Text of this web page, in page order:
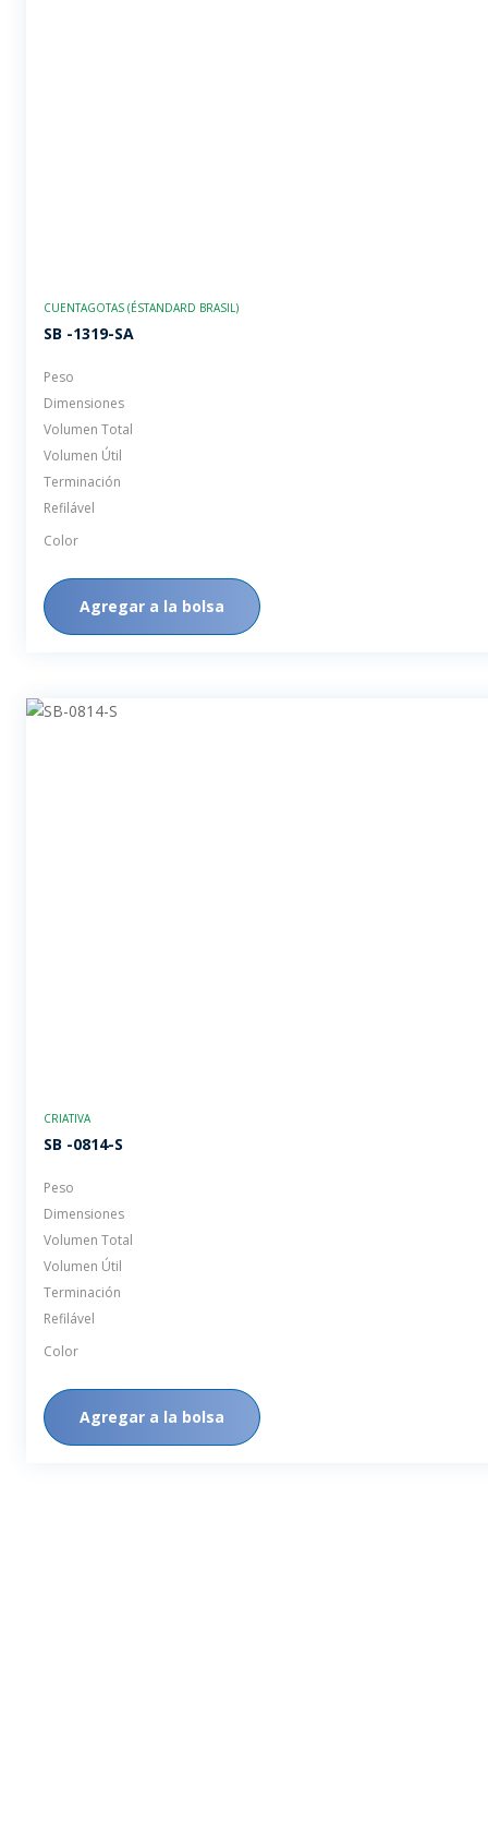
CUENTAGOTAS (ÉSTANDARD BRASIL)
SB -1319-SA
Peso
Dimensiones
Volumen Total
Volumen Útil
Terminación
Refilável
Color
Agregar a la bolsa
CRIATIVA
SB -0814-S
Peso
Dimensiones
Volumen Total
Volumen Útil
Terminación
Refilável
Color
Agregar a la bolsa